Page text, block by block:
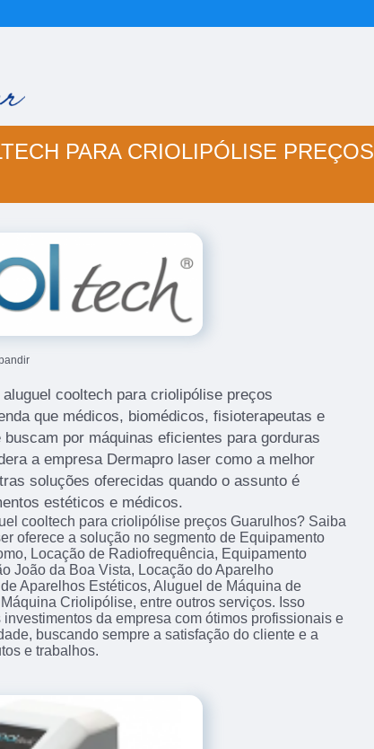
PARA CRIOLIPÓLISE PREÇOS
cooltech para criolipólise preços
que médicos, biomédicos, fisioterapeutas e
por máquinas eficientes para gorduras
a empresa Dermapro laser como a melhor
soluções oferecidas quando o assunto é
estéticos e médicos.
cooltech para criolipólise preços Guarulhos? Saiba
oferece a solução no segmento de Equipamento
Locação de Radiofrequência, Equipamento
João da Boa Vista, Locação do Aparelho
Aparelhos Estéticos, Aluguel de Máquina de
Criolipólise, entre outros serviços. Isso
da empresa com ótimos profissionais e
buscando sempre a satisfação do cliente e a
e trabalhos.